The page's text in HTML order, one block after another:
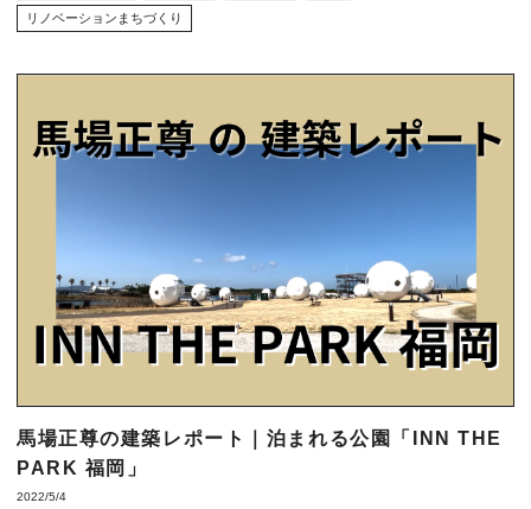
リノベーションまちづくり
馬場正尊の建築レポート｜泊まれる公園「INN THE
PARK 福岡」
2022/5/4